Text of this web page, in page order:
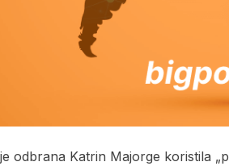
odbrana Katrin Majorge koristila